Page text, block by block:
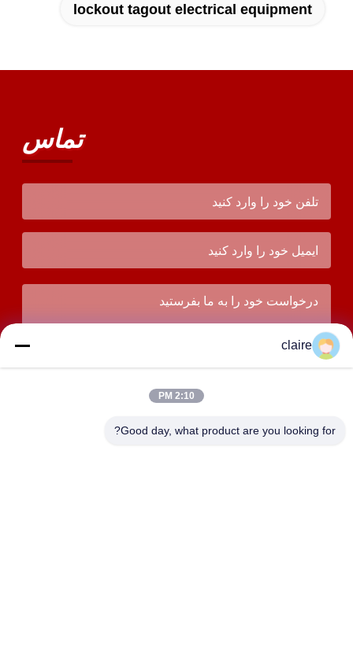
lockout tagout electrical equipment
تماس
claire
2:10 PM
Good day, what product are you looking for?